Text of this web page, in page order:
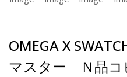
OMEGA X
マスター Ｎ品コ